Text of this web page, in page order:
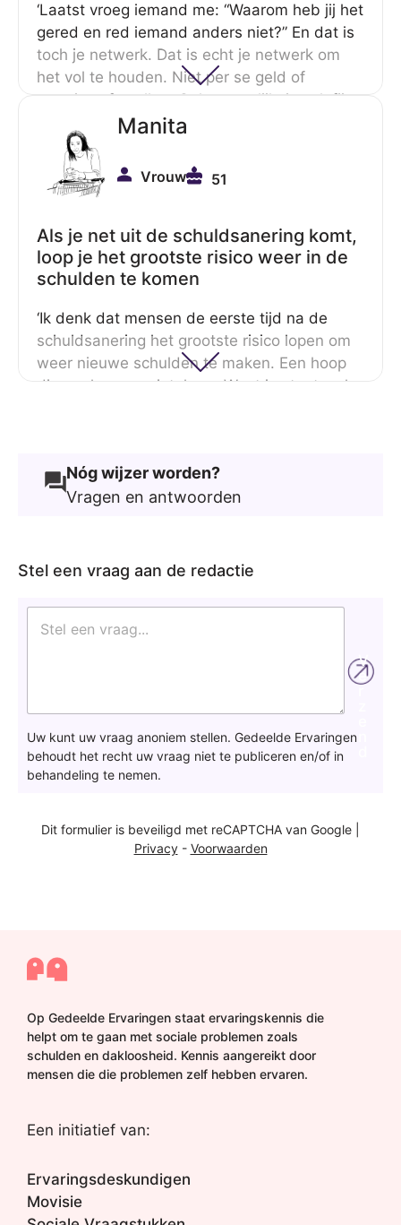
‘Laatst vroeg iemand me: “Waarom heb jij het
gered en red iemand anders niet?” En dat is
toch je netwerk. Dat is echt je netwerk om
het vol te houden. Niet per se geld of
etentjes of spullen. Ook natuurlijk, is ook fijn,
maar met name de steun van je netwerk en
dat je goed bezig bent. En dat ze je
herinneren aan dat het belangrijk is om je
aan de regels te houden.’
Manita
Vrouw 51
Als je net uit de schuldsanering komt,
loop je het grootste risico weer in de
schulden te komen
‘Ik denk dat mensen de eerste tijd na de
schuldsanering het grootste risico lopen om
weer nieuwe schulden te maken. Een hoop
dingen kunnen niet, hoor. Want je staat wel
staan bijvoorbeeld. En je vaste lasten gaan
natuurlijk ook gewoon door.’
Nóg wijzer worden?
Vragen en antwoorden
Stel een vraag aan de redactie
S
n
v
r
a
a
a
c
e
*
V
e
Uw kunt uw vraag anoniem stellen. Gedeelde Ervaringen
behoudt het recht uw vraag niet te publiceren en/of in
behandeling te nemen.
Dit formulier is beveiligd met reCAPTCHA van Google |
Privacy- Voorwaarden
Op Gedeelde Ervaringen staat ervaringskennis die
helpt om te gaan met sociale problemen zoals
schulden en dakloosheid. Kennis aangereikt door
mensen die die problemen zelf hebben ervaren.
Een initiatief van:
Ervaringsdeskundigen
Movisie